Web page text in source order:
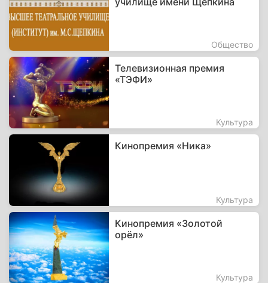
Общество
Телевизионная премия
«ТЭФИ»
Культура
Кинопремия «Ника»
Культура
Кинопремия «Золотой
орёл»
Культура